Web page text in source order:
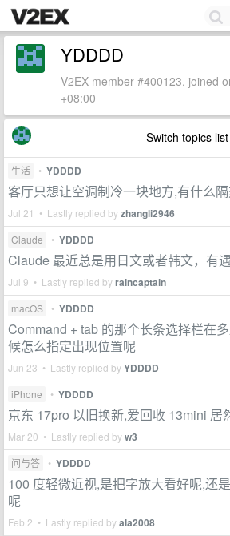
YDDDD
V2EX member #400123, joined
+08:00
Switch topics list
生活 • YDDDD
客厅只想让空调制冷一块地方,有什么
Jul 21 • Lastly replied byzhangli2946
Claude • YDDDD
Claude 最近总是用日文或者韩文，有
Jul 9 • Lastly replied byraincaptain
macOS • YDDDD
Command + tab 的那个长条选择栏在
候怎么指定出现位置呢
Jun 23 • Lastly replied byYDDDD
iPhone • YDDDD
京东 17pro 以旧换新,爱回收 13mini 居
Mar 20 • Lastly replied byw3
问与答 • YDDDD
100 度轻微近视,是把字放大看好呢,还
呢
Feb 2 • Lastly replied byala2008